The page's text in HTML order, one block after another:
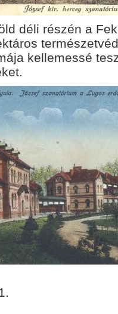
déli részén a
kellemessé